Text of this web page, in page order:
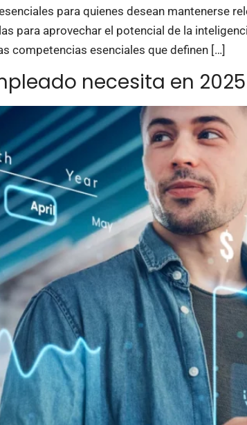
para quienes desean mantenerse
para aprovechar el potencial de la
competencias esenciales que definen […]
necesita en 2025